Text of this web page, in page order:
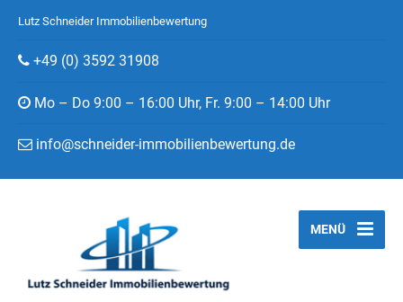
Lutz Schneider Immobilienbewertung
+49 (0) 3592 31908
Mo – Do 9:00 – 16:00 Uhr, Fr. 9:00 – 14:00 Uhr
info@schneider-immobilienbewertung.de
MENÜ